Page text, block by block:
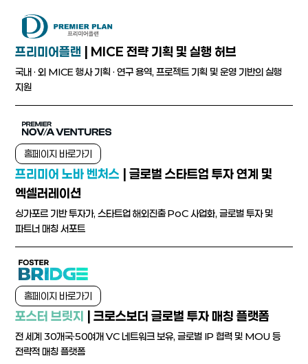
프리미어플랜 | MICE 전략 기획 및 실행 허브
국내 · 외 MICE 행사 기획 · 연구 용역, 프로젝트 기획 및 운영 기반의 실행
지원
홈페이지 바로가기
프리미어 노바 벤처스 | 글로벌 스타트업 투자 연계 및
엑셀러레이션
싱가포르 기반 투자가, 스타트업 해외진출 PoC 사업화, 글로벌 투자 및
파트너 매칭 서포트
홈페이지 바로가기
포스터 브릿지 | 크로스보더 글로벌 투자 매칭 플랫폼
전 세계 30개국·50여개 VC 네트워크 보유, 글로벌 IP 협력 및 MOU 등
전략적 매칭 플랫폼